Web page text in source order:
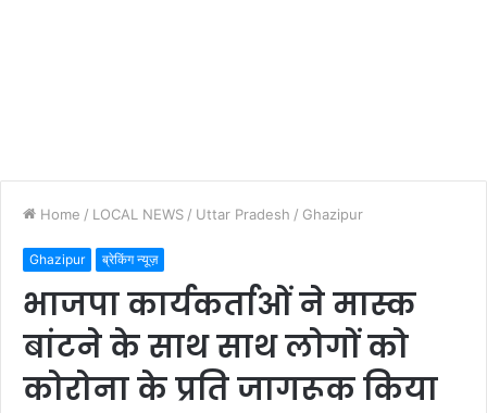
Home / LOCAL NEWS / Uttar Pradesh / Ghazipur
Ghazipur ब्रेकिंग न्यूज़
भाजपा कार्यकर्ताओं ने मास्क
बांटने के साथ साथ लोगों को
कोरोना के प्रति जागरूक किया